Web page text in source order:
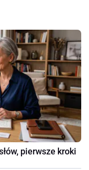
pierwsze kroki